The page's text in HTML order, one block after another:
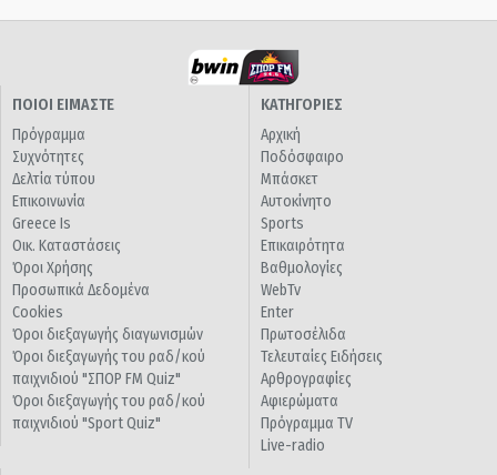
ΠΟΙΟΙ ΕΙΜΑΣΤΕ
Πρόγραμμα
Συχνότητες
Δελτία τύπου
Επικοινωνία
Greece Is
Οικ. Καταστάσεις
Όροι Χρήσης
Προσωπικά Δεδομένα
Cookies
Όροι διεξαγωγής διαγωνισμών
Όροι διεξαγωγής του ραδ/κού
παιχνιδιού "ΣΠΟΡ FM Quiz"
Όροι διεξαγωγής του ραδ/κού
παιχνιδιού "Sport Quiz"
ΚΑΤΗΓΟΡΙΕΣ
Αρχική
Ποδόσφαιρο
Μπάσκετ
Αυτοκίνητο
Sports
Επικαιρότητα
Βαθμολογίες
WebTv
Enter
Πρωτοσέλιδα
Τελευταίες Ειδήσεις
Αρθρογραφίες
Αφιερώματα
Πρόγραμμα TV
Live-radio